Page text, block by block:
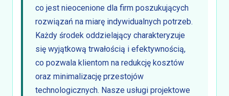
co jest nieocenione dla firm poszukujących
rozwiązań na miarę indywidualnych potrzeb.
Każdy środek oddzielający charakteryzuje
się wyjątkową trwałością i efektywnością,
co pozwala klientom na redukcję kosztów
oraz minimalizację przestojów
technologicznych. Nasze usługi projektowe